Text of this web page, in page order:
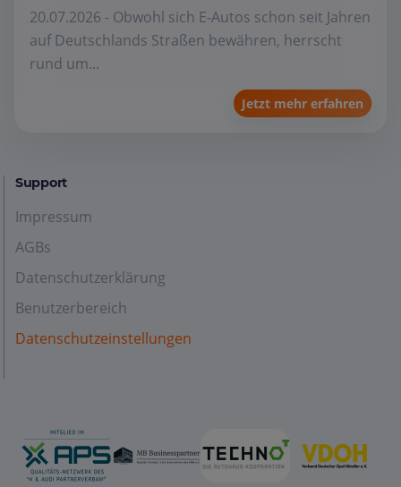
20.07.2026 - Obwohl sich E-Autos schon seit Jahren
auf Deutschlands Straßen bewähren, herrscht
rund um...
Jetzt mehr erfahren
Support
Impressum
AGBs
Datenschutzerklärung
Benutzerbereich
Datenschutzeinstellungen